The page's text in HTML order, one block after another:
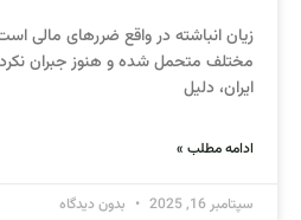
زیان انباشته در واقع ضررهای
مختلف متحمل شده و هنوز جبران
ایران، دلیل
ادامه مطلب »
سپتامبر 16, 2025 بدون دیدگاه